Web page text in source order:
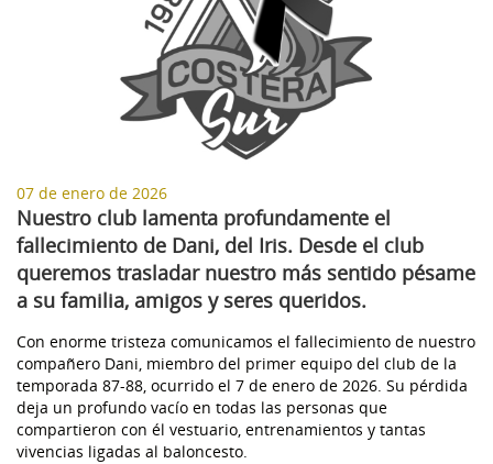
07 de enero de 2026
Nuestro club lamenta profundamente el
fallecimiento de Dani, del Iris. Desde el club
queremos trasladar nuestro más sentido pésame
a su familia, amigos y seres queridos.
Con enorme tristeza comunicamos el fallecimiento de nuestro
compañero Dani, miembro del primer equipo del club de la
temporada 87-88, ocurrido el 7 de enero de 2026. Su pérdida
deja un profundo vacío en todas las personas que
compartieron con él vestuario, entrenamientos y tantas
vivencias ligadas al baloncesto.